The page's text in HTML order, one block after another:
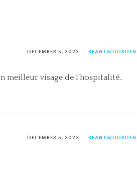
DECEMBER 5, 2022 BEANTWOORDEN
meilleur visage de l’hospitalité..
DECEMBER 5, 2022 BEANTWOORDEN